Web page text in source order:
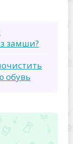
замши?
обувь